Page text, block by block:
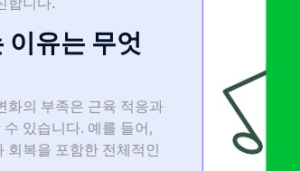
이유는 무엇
화의 부족은 근육 적응과
있습니다. 예를 들어,
회복을 포함한 전체적인